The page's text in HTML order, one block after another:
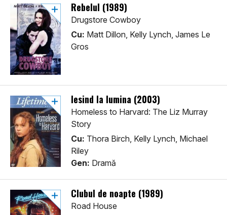
Rebelul (1989)
Drugstore Cowboy
Cu: Matt Dillon, Kelly Lynch, James Le
Gros
Iesind la lumina (2003)
Homeless to Harvard: The Liz Murray
Story
Cu: Thora Birch, Kelly Lynch, Michael
Riley
Gen: Dramă
Clubul de noapte (1989)
Road House